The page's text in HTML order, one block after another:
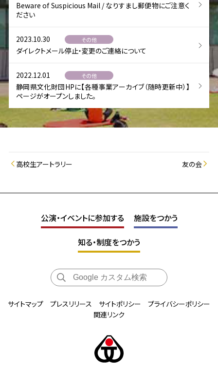
Beware of Suspicious Mail / なりすまし郵便物にご注意く
ださい
2023.10.30 その他
ダイレクトメール停止・変更のご連絡について
2022.12.01 その他
静岡県文化財団HPに【各種事業アーカイブ（随時更新中）】
ページがオープンしました。
高校生アートラリー 友の会
公演・イベントに参加する 施設をつかう
知る・制度をつかう
サイトマップ プレスリリース サイトポリシー
プライバシーポリシー
関連リンク